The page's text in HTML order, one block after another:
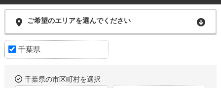
ご希望のエリアを選んでください
千葉県
千葉県の市区町村を選択